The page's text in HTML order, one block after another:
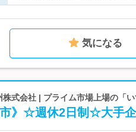
気になる
株式会社 | プライム市場上場の「
市》☆週休2日制☆大手